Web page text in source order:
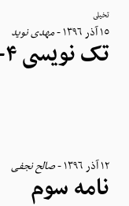
تخیلی
١٥ آذر ١٣٩٦ -مهدی نوید
تک نویسی ۴- علی
١٢ آذر ١٣٩٦ -صالح نجفی
نامه سوم